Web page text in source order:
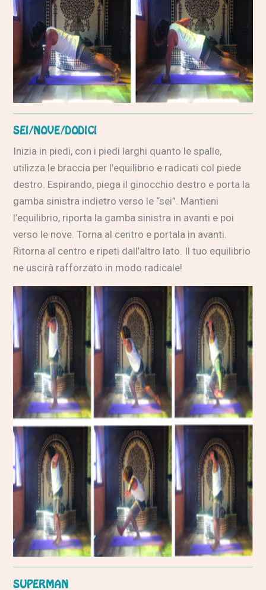
SEI/NOVE/DODICI
Inizia in piedi, con i piedi larghi quanto le spalle,
utilizza le braccia per l’equilibrio e radicati col piede
destro. Espirando, piega il ginocchio destro e porta la
gamba sinistra indietro verso le “sei”. Mantieni
l’equilibrio, riporta la gamba sinistra in avanti e poi
verso le nove. Torna al centro e portala in avanti.
Ritorna al centro e ripeti dall’altro lato. Il tuo equilibrio
ne uscirà rafforzato in modo radicale!
SUPERMAN